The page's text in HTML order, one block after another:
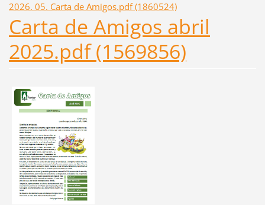
2026. 05. Carta de Amigos.pdf (1860524)
Carta de Amigos abril
2025.pdf (1569856)